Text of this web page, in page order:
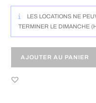
LES LOCATIONS NE
TERMINER LE DIMANCHE
AJOUTER AU PANIER